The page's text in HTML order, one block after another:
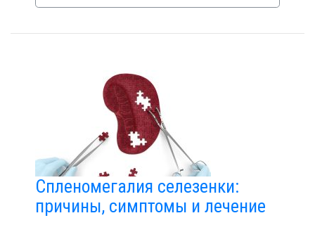
Спленомегалия селезенки:
причины, симптомы и лечение